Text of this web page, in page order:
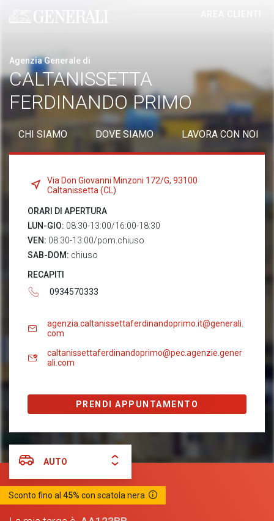
Generali logo
Agenzia Generale di
CALTANISSETTA
FERDINANDO PRIMO
CHI SIAMO DOVE SIAMO LAVORA CON NOI
Via Don Giovanni Minzoni 172/G, 93100
Caltanissetta (CL)
ORARI DI APERTURA
LUN-GIO: 08:30-13:00/16:00-18:30
VEN: 08:30-13:00/pom.chiuso
SAB-DOM: chiuso
RECAPITI
0934570333
agenzia.caltanissettaferdinandoprimo.it@generali.
com
caltanissettaferdinandoprimo@pec.agenzie.gener
ali.com
PRENDI APPUNTAMENTO
AUTO
Sconto fino al 45% con scatola nera
AA123BB